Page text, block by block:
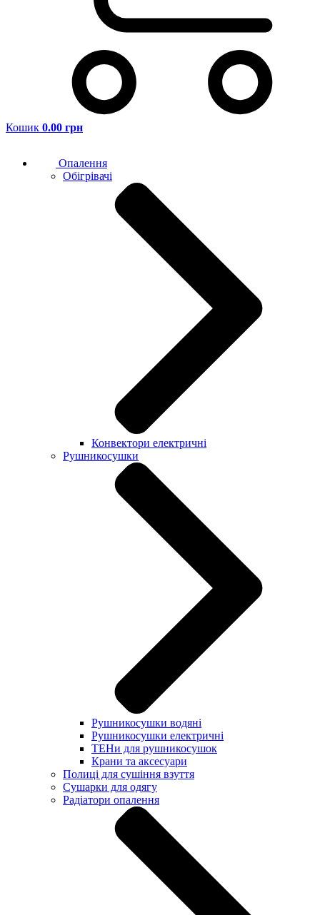
Кошик 0.00 грн
Опалення
Обігрівачі
Конвектори електричні
Рушникосушки
Рушникосушки водяні
Рушникосушки електричні
ТЕНи для рушникосушок
Крани та аксесуари
Полиці для сушіння взуття
Сушарки для одягу
Радіатори опалення